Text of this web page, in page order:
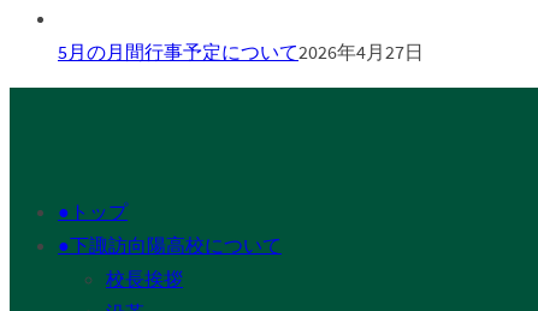
5月の月間行事予定について2026年4月27日
●トップ
●下諏訪向陽高校について
校長挨拶